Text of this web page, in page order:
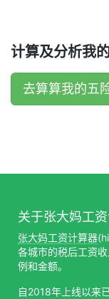
计算及分析我
去算算我的五
关于张大妈工
张大妈工资计算器
各城市的税后工资
例和金额。
自2018年上线以来